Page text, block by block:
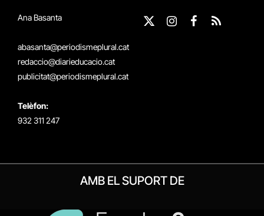
Ana Basanta
abasanta@periodismeplural.cat
redaccio@diarieducacio.cat
publicitat@periodismeplural.cat
Telèfon:
932 311 247
X
Instagram
Facebook
RSS
AMB EL SUPORT DE